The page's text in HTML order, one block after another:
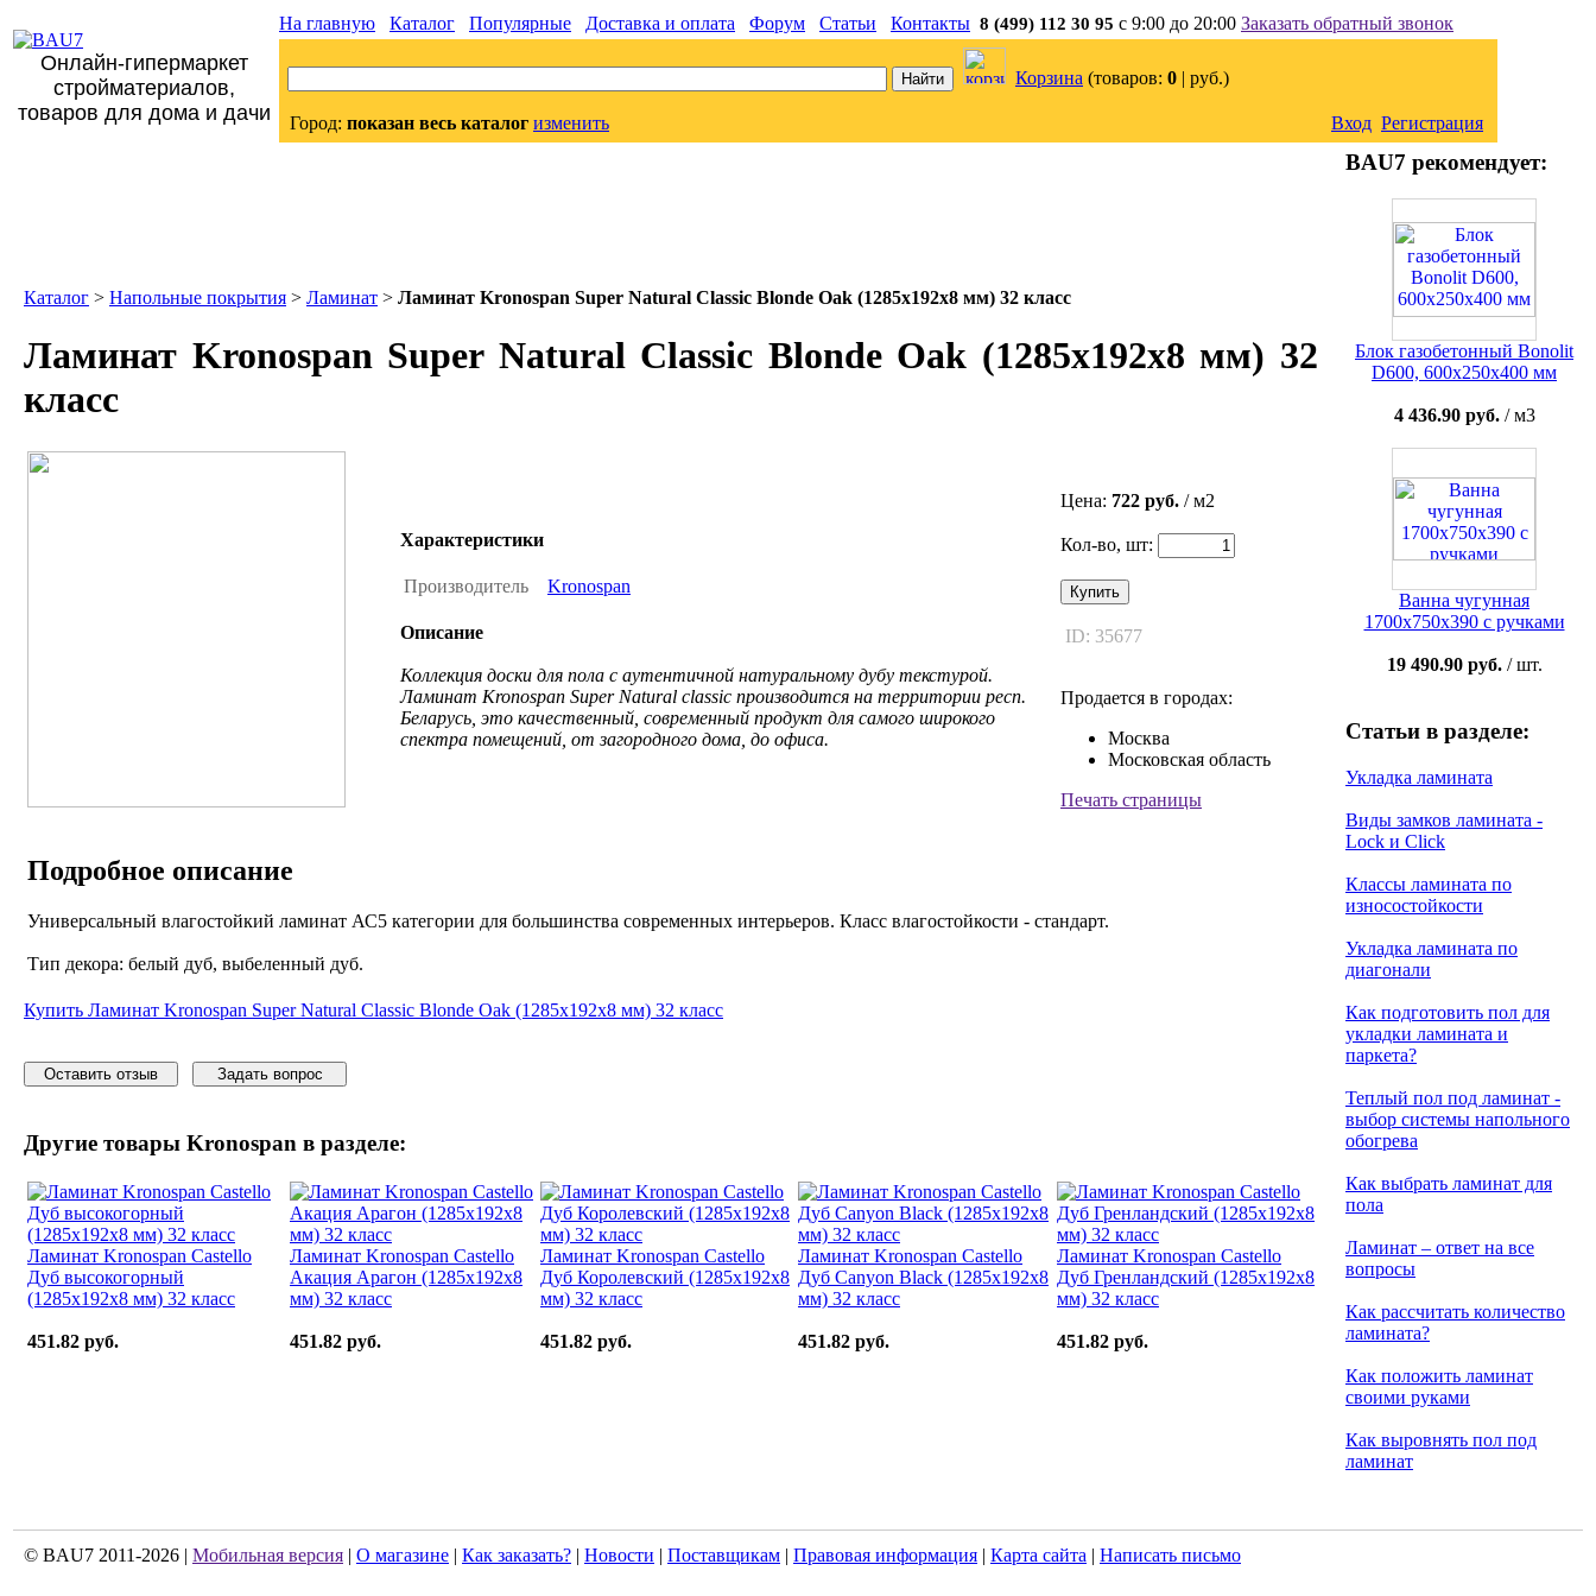
Онлайн-гипермаркет
стройматериалов,
товаров для дома и дачи
На главную Каталог Популярные Доставка и оплата Форум Статьи Контакты 8 (499) 112 30 95 с 9:00 до 20:00 Заказать обратный звонок
Корзина (товаров: 0 | руб.)
Город: показан весь каталог изменить Вход Регистрация
Каталог > Напольные покрытия > Ламинат > Ламинат Kronospan Super Natural Classic Blonde Oak (1285x192x8 мм) 32 класс
Ламинат Kronospan Super Natural Classic Blonde Oak (1285x192x8 мм) 32
класс
Характеристики
Производитель Kronospan
Описание
Коллекция доски для пола с аутентичной натуральному дубу текстурой.
Ламинат Kronospan Super Natural classic производится на территории респ.
Беларусь, это качественный, современный продукт для самого широкого
спектра помещений, от загородного дома, до офиса.
Цена: 722 руб. / м2
Кол-во, шт:
Купить
ID: 35677
Продается в городах:
Москва
Московская область
Печать страницы
Подробное описание
Универсальный влагостойкий ламинат АС5 категории для большинства современных интерьеров. Класс влагостойкости - стандарт.
Tип декора: белый дуб, выбеленный дуб.
Купить Ламинат Kronospan Super Natural Classic Blonde Oak (1285x192x8 мм) 32 класс
Оставить отзыв Задать вопрос
Другие товары Kronospan в разделе:
Ламинат Kronospan Castello
Дуб высокогорный
(1285x192x8 мм) 32 класс
451.82 руб.
Ламинат Kronospan Castello
Акация Арагон (1285x192x8
мм) 32 класс
451.82 руб.
Ламинат Kronospan Castello
Дуб Королевский (1285x192x8
мм) 32 класс
451.82 руб.
Ламинат Kronospan Castello
Дуб Canyon Black (1285x192x8
мм) 32 класс
451.82 руб.
Ламинат Kronospan Castello
Дуб Гренландский (1285x192x8
мм) 32 класс
451.82 руб.
BAU7 рекомендует:
Блок газобетонный Bonolit
D600, 600х250х400 мм
4 436.90 руб./ м3
Ванна чугунная
1700x750x390 с ручками
19 490.90 руб./ шт.
Статьи в разделе:
Укладка ламината
Виды замков ламината -
Lock и Click
Классы ламината по
износостойкости
Укладка ламината по
диагонали
Как подготовить пол для
укладки ламината и
паркета?
Теплый пол под ламинат -
выбор системы напольного
обогрева
Как выбрать ламинат для
пола
Ламинат – ответ на все
вопросы
Как рассчитать количество
ламината?
Как положить ламинат
своими руками
Как выровнять пол под
ламинат
© BAU7 2011-2026 | Мобильная версия | О магазине | Как заказать? | Новости | Поставщикам | Правовая информация | Карта сайта | Написать письмо